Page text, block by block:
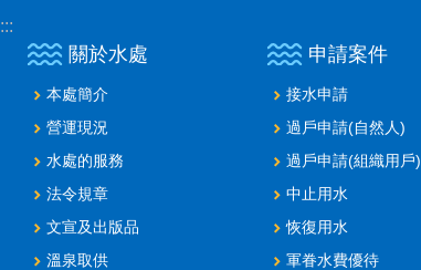
:::
關於水處
本處簡介
營運現況
水處的服務
法令規章
文宣及出版品
溫泉取供
申請案件
接水申請
過戶申請(自然人)
過戶申請(組織用戶)
中止用水
恢復用水
軍眷水費優待